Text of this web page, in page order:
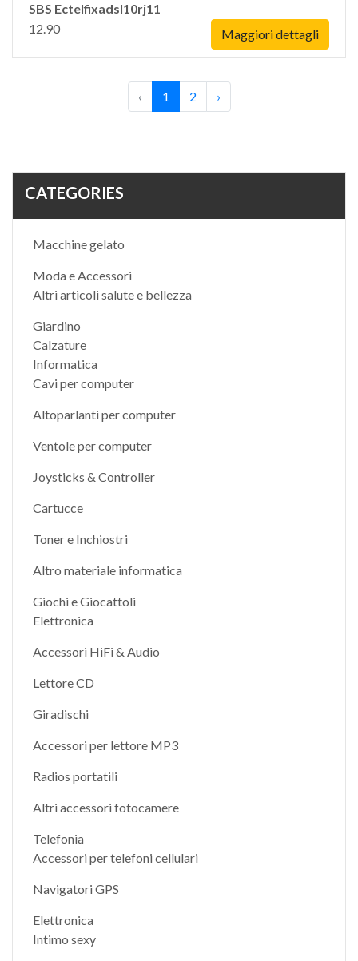
CATEGORIES
Macchine gelato
Moda e Accessori
Altri articoli salute e bellezza
Giardino
Calzature
Informatica
Cavi per computer
Altoparlanti per computer
Ventole per computer
Joysticks & Controller
Cartucce
Toner e Inchiostri
Altro materiale informatica
Giochi e Giocattoli
Elettronica
Accessori HiFi & Audio
Lettore CD
Giradischi
Accessori per lettore MP3
Radios portatili
Altri accessori fotocamere
Telefonia
Accessori per telefoni cellulari
Navigatori GPS
Elettronica
Intimo sexy
SBS Ectelfixadsl10rj11
12.90
Maggiori dettagli
‹ 1 2 ›